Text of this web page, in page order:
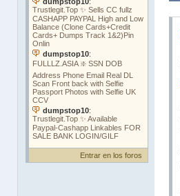
Entrar en los foros